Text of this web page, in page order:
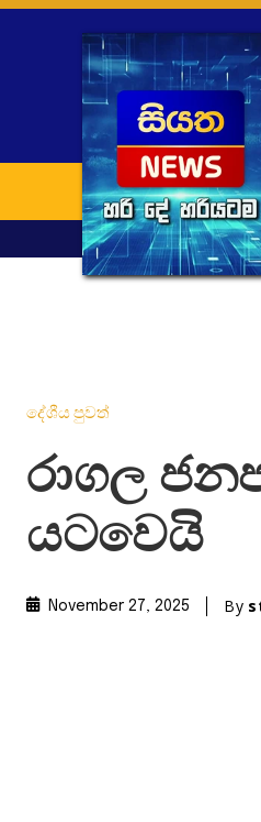
දේශීය පුවත්
රාගල
යටවෙයි
November 27, 2025 By